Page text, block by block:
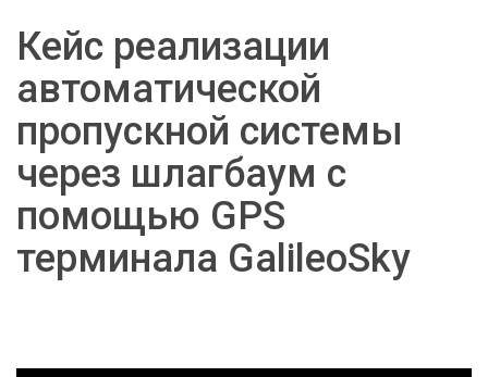
Кейс реализации
автоматической
пропускной системы
через шлагбаум с
помощью GPS
терминала GalileoSky